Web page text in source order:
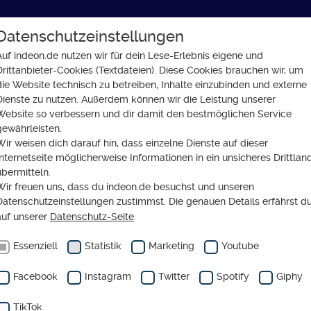
GLAUBE SOZIALES
Herbst und Winter
GESCHENK GEEIGNET
ich lesen? Buch-
und Winter
indeon.de nutzen wir für dein Lese-Erlebnis eigene und
Cookies (Textdateien). Diese Cookies brauchen wir, um
Website technisch zu betreiben, Inhalte einzubinden und externe
zu nutzen. Außerdem können wir die Leistung unserer
so verbessern und dir damit den bestmöglichen Service
weisen dich darauf hin, dass einzelne Dienste auf dieser
möglicherweise Informationen in ein unsicheres
freuen uns, dass du indeon.de besuchst und unseren
zustimmst. Die genauen Details erfährst
unserer Datenschutz-Seite
Essenziell Statistik Marketing Youtube
Facebook Instagram Twitter Spotify Giphy
TikTok